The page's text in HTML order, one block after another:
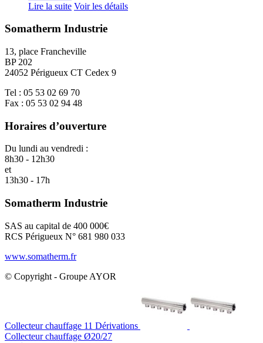
Lire la suite Voir les détails
Somatherm Industrie
13, place Francheville
BP 202
24052 Périgueux CT Cedex 9
Tel : 05 53 02 69 70
Fax : 05 53 02 94 48
Horaires d’ouverture
Du lundi au vendredi :
8h30 - 12h30
et
13h30 - 17h
Somatherm Industrie
SAS au capital de 400 000€
RCS Périgueux N° 681 980 033
www.somatherm.fr
© Copyright - Groupe AYOR
Collecteur chauffage 11 Dérivations
Collecteur chauffage Ø20/27